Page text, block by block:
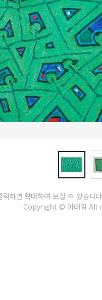
릭하면 확대하여 보실 수 있습니
Copyright © 이태길 All